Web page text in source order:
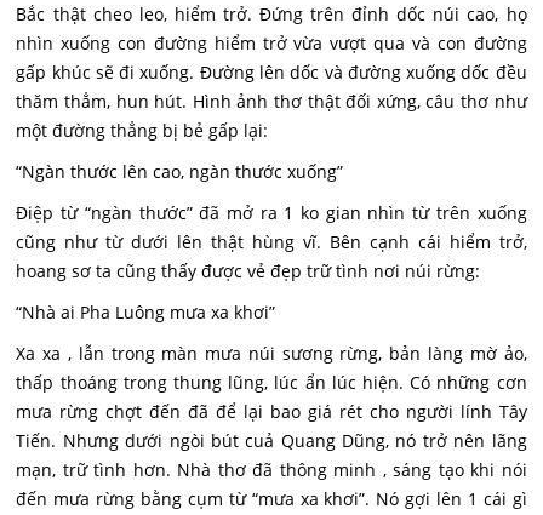
Bắc thật cheo leo, hiểm trở. Đứng trên đỉnh dốc núi cao, họ
nhìn xuống con đường hiểm trở vừa vượt qua và con đường
gấp khúc sẽ đi xuống. Đường lên dốc và đường xuống dốc đều
thăm thẳm, hun hút. Hình ảnh thơ thật đối xứng, câu thơ như
một đường thẳng bị bẻ gấp lại:
“Ngàn thước lên cao, ngàn thước xuống”
Điệp từ “ngàn thước” đã mở ra 1 ko gian nhìn từ trên xuống
cũng như từ dưới lên thật hùng vĩ. Bên cạnh cái hiểm trở,
hoang sơ ta cũng thấy được vẻ đẹp trữ tình nơi núi rừng:
“Nhà ai Pha Luông mưa xa khơi”
Xa xa , lẫn trong màn mưa núi sương rừng, bản làng mờ ảo,
thấp thoáng trong thung lũng, lúc ẩn lúc hiện. Có những cơn
mưa rừng chợt đến đã để lại bao giá rét cho người lính Tây
Tiến. Nhưng dưới ngòi bút cuả Quang Dũng, nó trở nên lãng
mạn, trữ tình hơn. Nhà thơ đã thông minh , sáng tạo khi nói
đến mưa rừng bằng cụm từ “mưa xa khơi”. Nó gợi lên 1 cái gì